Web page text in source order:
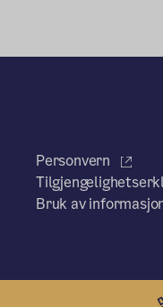
Personvern
Bruk av